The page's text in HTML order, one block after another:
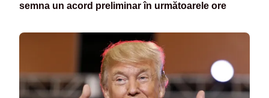
semna un acord preliminar în următoarele ore